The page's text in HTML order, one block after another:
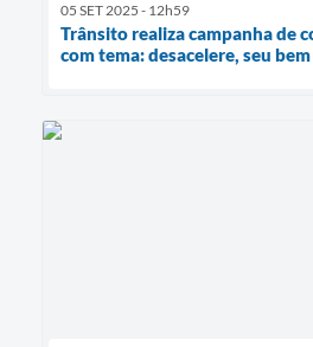
05 SET 2025 - 12h59
Trânsito realiza campanha de
com tema: desacelere, seu